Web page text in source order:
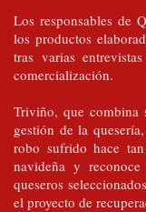
Los responsables de
los productos
tras varias
comercialización.
Triviño, que combina
gestión de la
robo sufrido hace
navideña y
queseros
el proyecto de